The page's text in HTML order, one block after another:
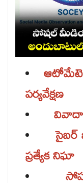
పర్యవేక్షణ
సైబర్
ప్రత్యేక నిఘా